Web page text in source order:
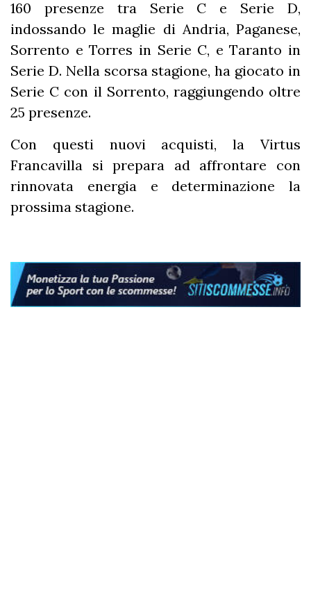
160 presenze tra Serie C e Serie D,
indossando le maglie di Andria, Paganese,
Sorrento e Torres in Serie C, e Taranto in
Serie D. Nella scorsa stagione, ha giocato in
Serie C con il Sorrento, raggiungendo oltre
25 presenze.
Con questi nuovi acquisti, la Virtus
Francavilla si prepara ad affrontare con
rinnovata energia e determinazione la
prossima stagione.